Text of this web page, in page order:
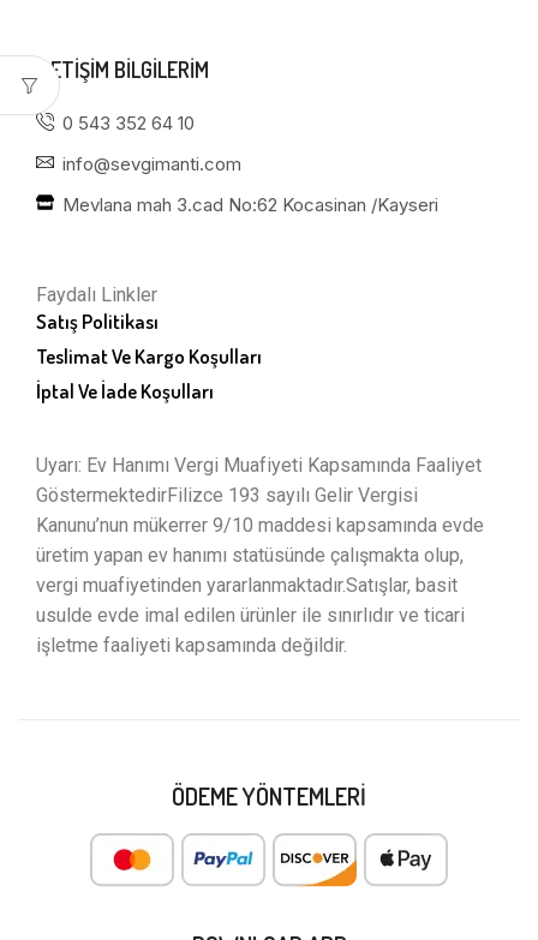
ILETIŞIM BILGILERIM
0 543 352 64 10
info@sevgimanti.com
Mevlana mah 3.cad No:62 Kocasinan /Kayseri
Faydalı Linkler
Satış Politikası
Teslimat Ve Kargo Koşulları
İptal Ve İade Koşulları
Uyarı: Ev Hanımı Vergi Muafiyeti Kapsamında Faaliyet
GöstermektedirFilizce 193 sayılı Gelir Vergisi
Kanunu’nun mükerrer 9/10 maddesi kapsamında evde
üretim yapan ev hanımı statüsünde çalışmakta olup,
vergi muafiyetinden yararlanmaktadır.Satışlar, basit
usulde evde imal edilen ürünler ile sınırlıdır ve ticari
işletme faaliyeti kapsamında değildir.
ÖDEME YÖNTEMLERI